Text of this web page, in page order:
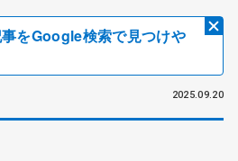
をGoogle検索で見つけや
2025.09.20